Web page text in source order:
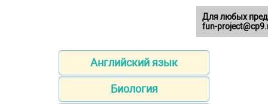
Английский язык
Биология
Для любых
fun-